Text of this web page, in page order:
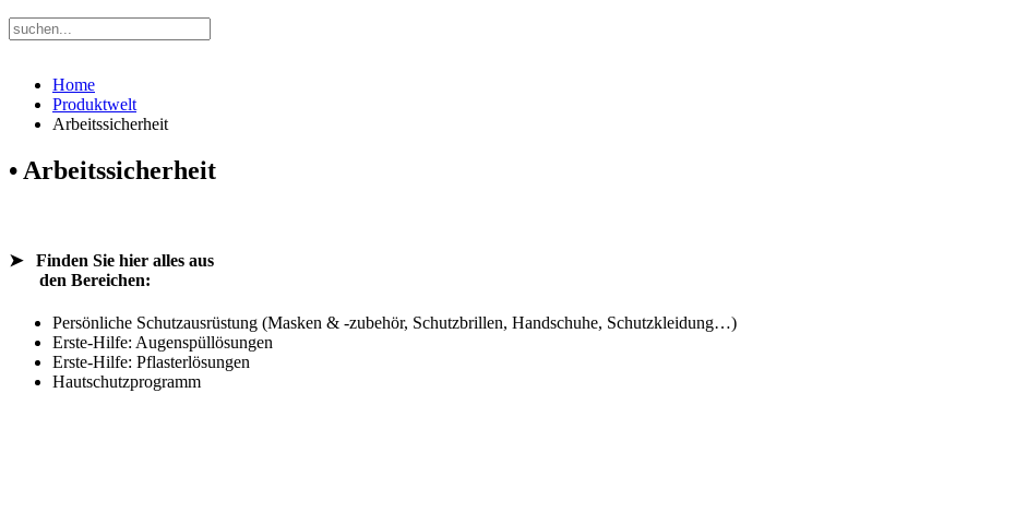
Home
Produktwelt
Arbeitssicherheit
• Arbeitssicherheit
➤ Finden Sie hier alles aus
den Bereichen:
Persönliche Schutzausrüstung (Masken & -zubehör, Schutzbrillen, Handschuhe, Schutzkleidung…)
Erste-Hilfe: Augenspüllösungen
Erste-Hilfe: Pflasterlösungen
Hautschutzprogramm